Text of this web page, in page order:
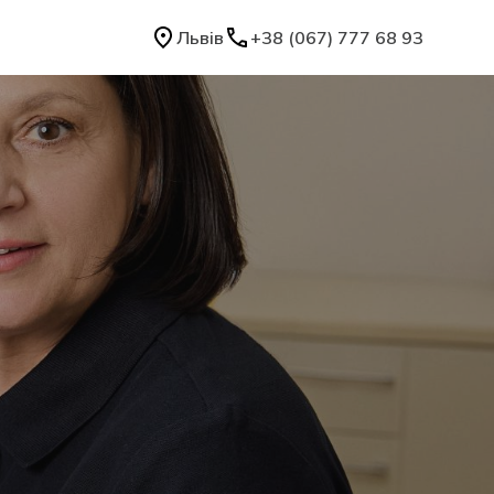
Львів +38 (067) 777 68 93